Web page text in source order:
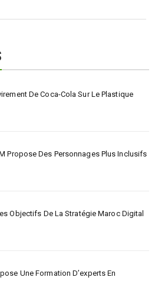
De Coca-Cola Sur Le Plastique
Propose Des Personnages Plus Inclusifs
Objectifs De La Stratégie Maroc Digital
Une Formation D’experts En